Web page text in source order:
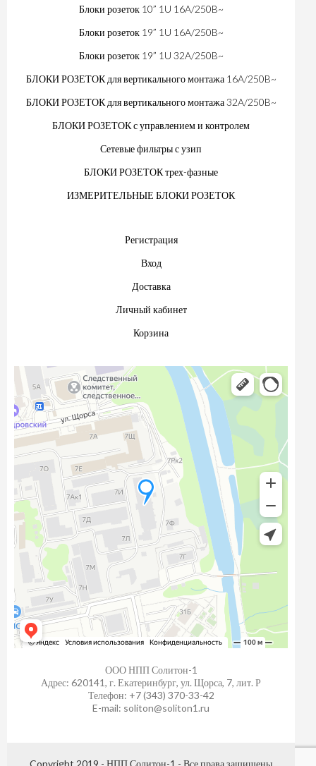
Блоки розеток 10” 1U 16A/250B~
Блоки розеток 19” 1U 16A/250B~
Блоки розеток 19” 1U 32A/250B~
БЛОКИ РОЗЕТОК для вертикального монтажа 16A/250B~
БЛОКИ РОЗЕТОК для вертикального монтажа 32A/250B~
БЛОКИ РОЗЕТОК с управлением и контролем
Сетевые фильтры с узип
БЛОКИ РОЗЕТОК трех-фазные
ИЗМЕРИТЕЛЬНЫЕ БЛОКИ РОЗЕТОК
Регистрация
Вход
Доставка
Личный кабинет
Корзина
ООО НПП Солитон-1
Адрес: 620141, г. Екатеринбург, ул. Щорса, 7, лит. Р
Телефон: +7 (343) 370-33-42
E-mail: soliton@soliton1.ru
Copyright 2019 - НПП Солитон-1 - Все права защищены